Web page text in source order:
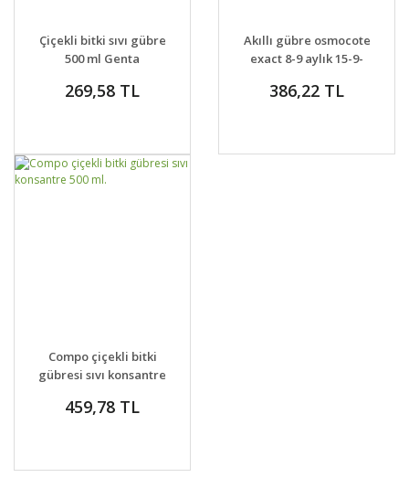
DETAYLAR SEPETE EKLE
Çiçekli bitki sıvı gübre
500 ml Genta
269,58 TL
DETAYLAR SEPETE EKLE
Akıllı gübre osmocote
exact 8-9 aylık 15-9-
386,22 TL
DETAYLAR
VER
Compo çiçekli bitki
gübresi sıvı konsantre
459,78 TL